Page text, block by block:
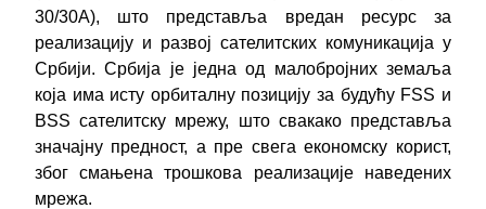
30/30А), што представља вредан ресурс за
реализацију и развој сателитских комуникација у
Србији. Србија је једна од малобројних земаља
која има исту орбиталну позицију за будућу FSS и
BSS сателитску мрежу, што свакако представља
значајну предност, а пре свега економску корист,
због смањена трошкова реализације наведених
мрежа.